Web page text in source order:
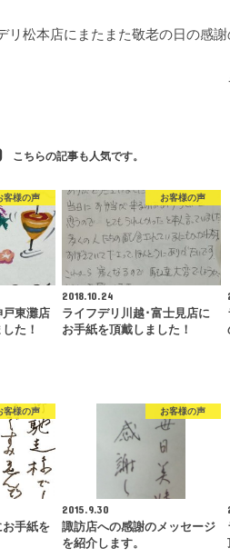
リ松本店にまたまた敬老の日の感謝
こちらの記事も人気です。
客様の声
戸東灘店
た！
お客様の声
2018.10.24
ライフデリ川越･富士見店に
お手紙を頂戴しました！
客様の声
お手紙を
お客様の声
2015.9.30
諏訪店への感謝のメッセージ
を紹介します。